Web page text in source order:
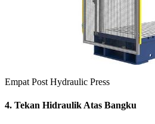
Empat Post Hydraulic Press
4. Tekan Hidraulik Atas Bangku